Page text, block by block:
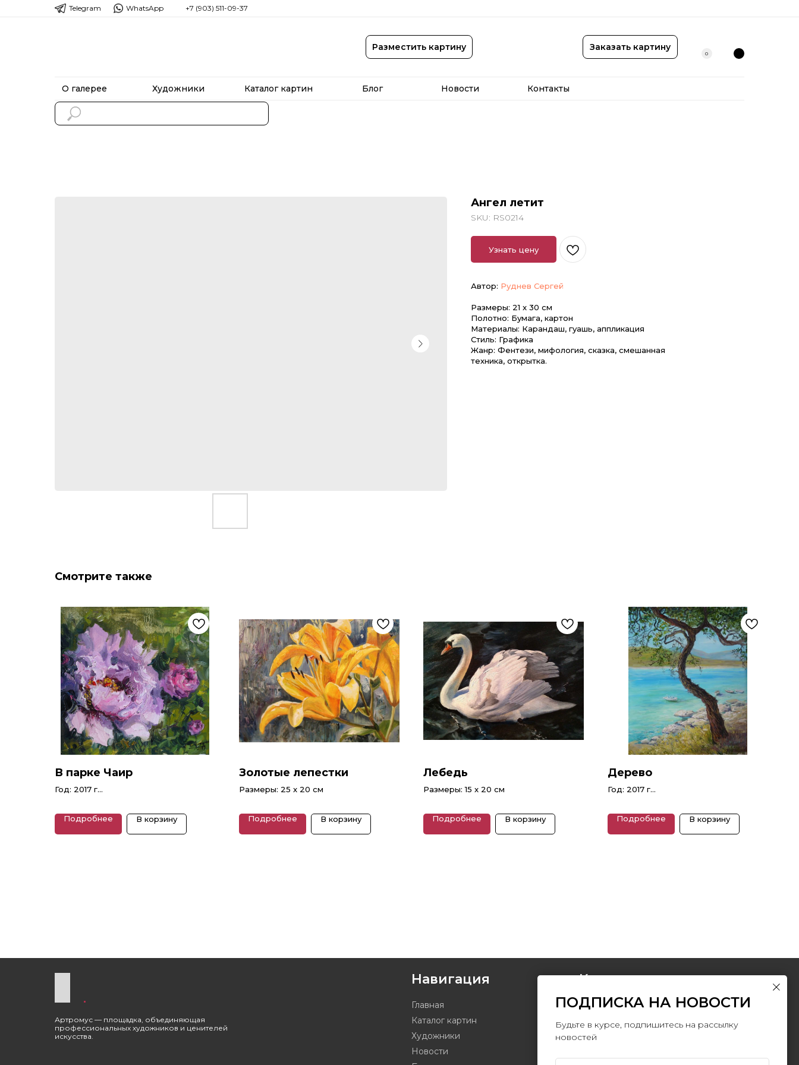
Разместить картину Заказать картину
0
Контакты
Новости
Блог
Каталог картин
Художники
О галерее
Telegram WhatsApp +7 (903) 511-09-37
Художники
О галерее
Ангел летит
SKU: RS0214
Узнать цену
Автор: Руднев Сергей
Размеры: 21 x 30 см
Полотно: Бумага, картон
Материалы: Карандаш, гуашь, аппликация
Стиль: Графика
Жанр: Фентези, мифология, сказка, смешанная
техника, открытка.
Смотрите также
В парке Чаир
Год: 2017 г
Подробнее
В корзину
Золотые лепестки
Размеры: 25 x 20 см
Подробнее В корзину
Лебедь
Размеры: 15 x 20 см
Подробнее В корзину
Дерево
Год: 2017 г
Подробнее
В корзину
Навигация Контакты
+7 (903) 511-09-
37
Telegram
info@artromus.com
Артромус — площадка, объединяющая
профессиональных художников и ценителей
искусства.
Главная
Каталог картин
Художники
Новости
ПОДПИСКА НА НОВОСТИ
Будьте в курсе, подпишитесь на рассылку
новостей